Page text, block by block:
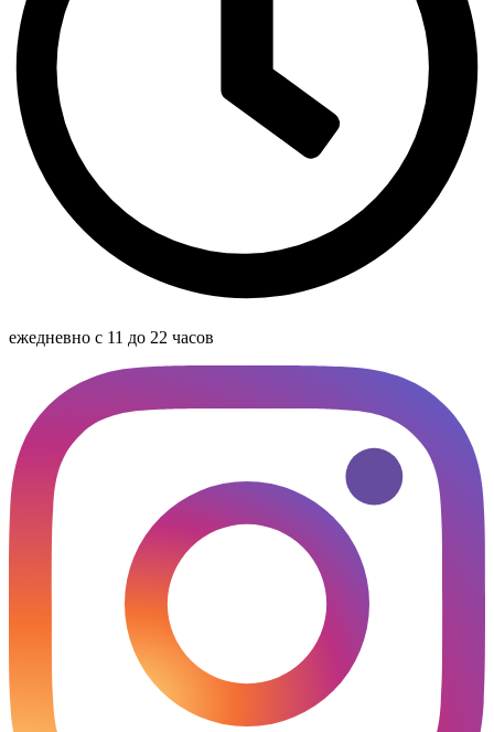
ежедневно с 11 до 22 часов